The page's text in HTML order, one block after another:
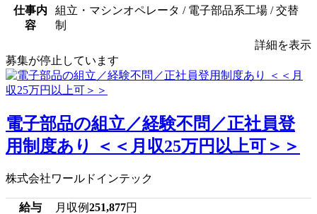
仕事内
容
組立・マシンオペレータ / 電子部品系工場 / 交替
制
詳細を表示
募集が停止しています
電子部品の組立／経験不問／正社員登
用制度あり ＜＜月収25万円以上可＞＞
株式会社ワールドインテック
給与 月収例251,877円